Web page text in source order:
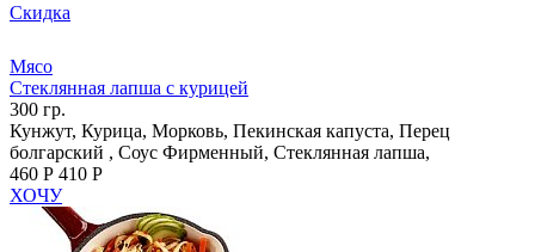
Скидка
Мясо
Стеклянная лапша с курицей
300 гр.
Кунжут, Курица, Морковь, Пекинская капуста, Перец
болгарский , Соус Фирменный, Стеклянная лапша,
460 Р 410 Р
ХОЧУ